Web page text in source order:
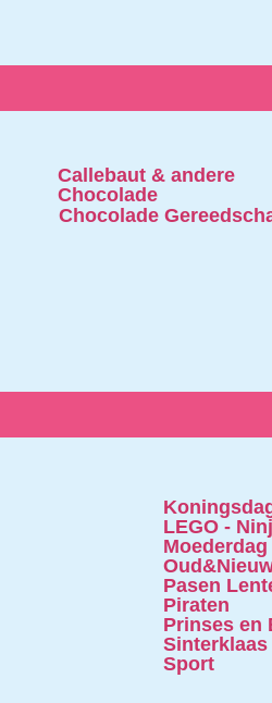
Callebaut & andere
Chocolade
Chocolade
LEGO -
Moederdag
Pasen
Piraten
Prinses en
Sinterklaas
Sport